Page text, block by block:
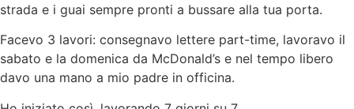
strada e i guai sempre pronti a bussare alla tua porta.
Facevo 3 lavori: consegnavo lettere part-time, lavoravo il
sabato e la domenica da McDonald’s e nel tempo libero
davo una mano a mio padre in officina.